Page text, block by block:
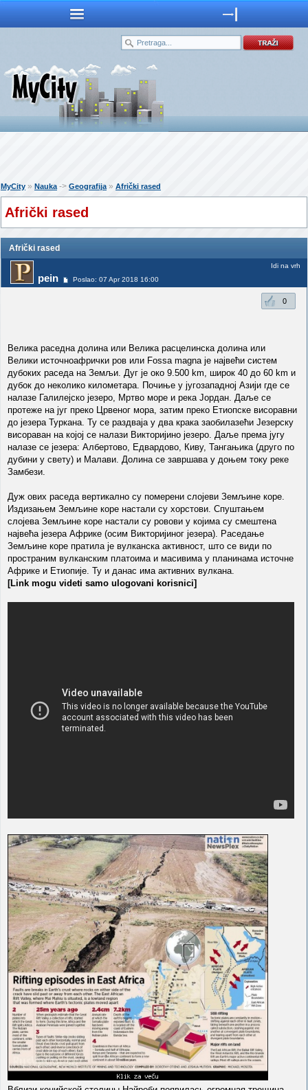
MyCity » Nauka-> Geografija» Afrički rased
Afrički rased
Afrički rased
pein Poslao: 07 Apr 2018 16:00
Idi na vrh
0
Велика раседна долина или Велика расцелинска долина или
Велики источноафрички ров или Fossa magna је највећи систем
дубоких раседа на Земљи. Дуг је око 9.500 km, широк 40 до 60 km и
дубок до неколико километара. Почиње у југозападној Азији где се
налазе Галилејско језеро, Мртво море и река Јордан. Даље се
протеже на југ преко Црвеног мора, затим преко Етиопске висоравни
до језера Туркана. Ту се раздваја у два крака заобилазећи Језерску
висораван на којој се налази Викторијино језеро. Даље према југу
налазе се језера: Албертово, Едвардово, Киву, Тангањика (друго по
дубини у свету) и Малави. Долина се завршава у доњем току реке
Замбези.
Дуж ових раседа вертикално су померени слојеви Земљине коре.
Издизањем Земљине коре настали су хорстови. Спуштањем
слојева Земљине коре настали су ровови у којима су смештена
највећа језера Африке (осим Викторијиног језера). Раседање
Земљине коре пратила је вулканска активност, што се види по
пространим вулканским платоима и масивима у планинама источне
Африке и Етиопије. Ту и данас има активних вулкана.
[Link mogu videti samo ulogovani korisnici]